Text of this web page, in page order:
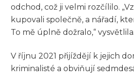
odchod, což ji velmi rozčílilo.
kupovali společně, a nářadí,
To mě úplně dožralo,“ vysvětlila.
V říjnu 2021 přijíždějí k jejich
kriminalisté a obviňují